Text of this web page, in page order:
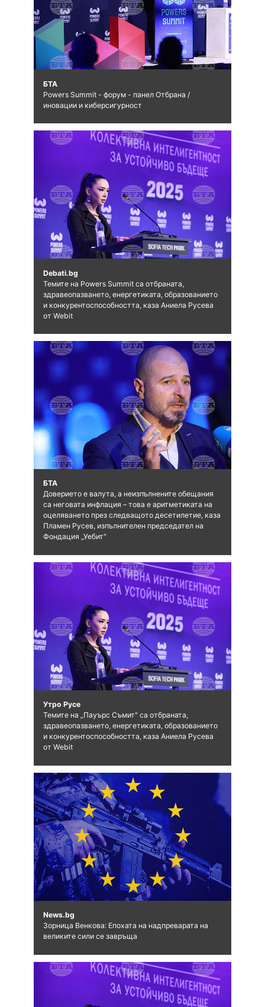
БТА
Powers Summit - форум - панел Отбрана /
иновации и киберсигурност
Debati.bg
Темите на Powers Summit са отбраната,
здравеопазването, енергетиката, образованието
и конкурентоспособността, каза Аниела Русева
от Webit
БТА
Доверието е валута, а неизпълнените обещания
са неговата инфлация – това е аритметиката на
оцеляването през следващото десетилетие, каза
Пламен Русев, изпълнителен председател на
Фондация „Уебит"
Утро Русе
Темите на „Пауърс Съмит" са отбраната,
здравеопазването, енергетиката, образованието
и конкурентоспособността, каза Аниела Русева
от Webit
News.bg
Зорница Венкова: Епохата на надпреварата на
великите сили се завръща